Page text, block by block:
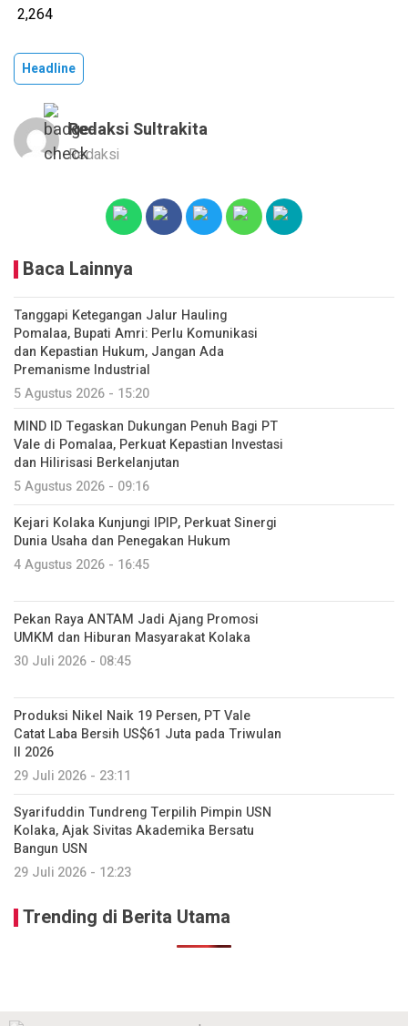
2,264
Headline
Redaksi Sultrakita
Redaksi
Baca Lainnya
Tanggapi Ketegangan Jalur Hauling
Pomalaa, Bupati Amri: Perlu Komunikasi
dan Kepastian Hukum, Jangan Ada
Premanisme Industrial
5 Agustus 2026 - 15:20
MIND ID Tegaskan Dukungan Penuh Bagi PT
Vale di Pomalaa, Perkuat Kepastian Investasi
dan Hilirisasi Berkelanjutan
5 Agustus 2026 - 09:16
Kejari Kolaka Kunjungi IPIP, Perkuat Sinergi
Dunia Usaha dan Penegakan Hukum
4 Agustus 2026 - 16:45
Pekan Raya ANTAM Jadi Ajang Promosi
UMKM dan Hiburan Masyarakat Kolaka
30 Juli 2026 - 08:45
Produksi Nikel Naik 19 Persen, PT Vale
Catat Laba Bersih US$61 Juta pada Triwulan
II 2026
29 Juli 2026 - 23:11
Syarifuddin Tundreng Terpilih Pimpin USN
Kolaka, Ajak Sivitas Akademika Bersatu
Bangun USN
29 Juli 2026 - 12:23
Trending di Berita Utama